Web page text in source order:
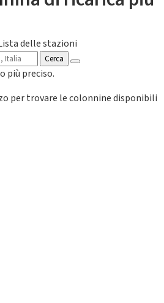
delle stazioni
Cerca
più preciso.
per trovare le colonnine disponibili